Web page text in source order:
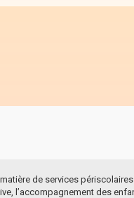
de services
l’accompagnement des